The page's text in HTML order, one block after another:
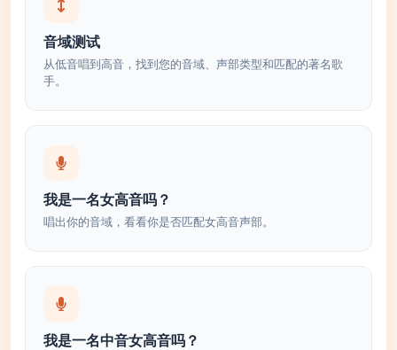
音域测试
从低音唱到高音，找到您的音域、声部类型和匹配的著名歌
手。
我是一名女高音吗？
唱出你的音域，看看你是否匹配女高音声部。
我是一名中音女高音吗？